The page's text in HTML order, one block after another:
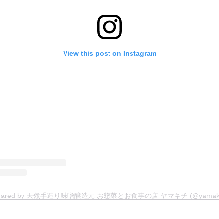
View this post on Instagram
by 天然手造り味噌醸造元 お惣菜とお食事の店 ヤマキチ